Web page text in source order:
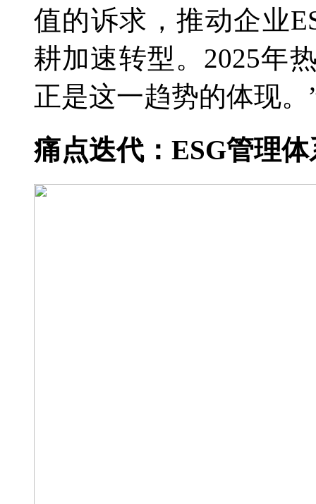
值的诉求，推动企业
耕加速转型。2025年
正是这一趋势的体现。
痛点迭代：ESG管理